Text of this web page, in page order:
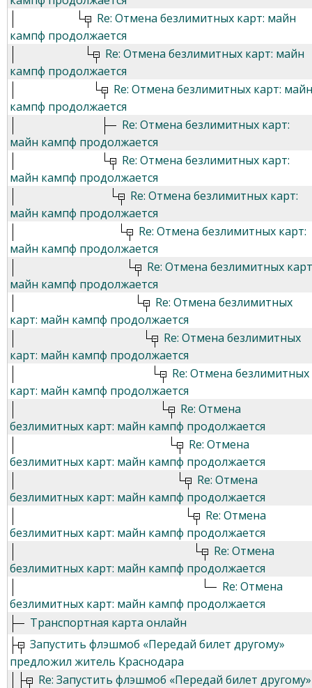
Re: Отмена безлимитных карт: майн
кампф продолжается
Re: Отмена безлимитных карт: майн
кампф продолжается
Re: Отмена безлимитных карт: майн
кампф продолжается
Re: Отмена безлимитных карт:
майн кампф продолжается
Re: Отмена безлимитных карт:
майн кампф продолжается
Re: Отмена безлимитных карт:
майн кампф продолжается
Re: Отмена безлимитных карт:
майн кампф продолжается
Re: Отмена безлимитных
майн кампф продолжается
Re: Отмена безлимитных
карт: майн кампф продолжается
Re: Отмена безлимитных
карт: майн кампф продолжается
Re: Отмена безлимитных
карт: майн кампф продолжается
Re: Отмена
безлимитных карт: майн кампф продолжается
Re: Отмена
безлимитных карт: майн кампф продолжается
Re: Отмена
безлимитных карт: майн кампф продолжается
Re: Отмена
безлимитных карт: майн кампф продолжается
Re: Отмена
безлимитных карт: майн кампф продолжается
Re: Отмена
безлимитных карт: майн кампф продолжается
Транспортная карта онлайн
Запустить флэшмоб «Передай билет другому»
предложил житель Краснодара
Re: Запустить флэшмоб «Передай билет другому»